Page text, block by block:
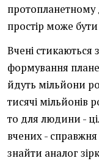
простір може
Вчені
формування
йдуть мільйони
тисячі мільйонів
то для людини -
вчених -
знайти аналог